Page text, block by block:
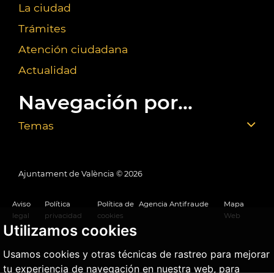
Utilizamos cookies
Usamos cookies y otras técnicas de rastreo para mejorar
tu experiencia de navegación en nuestra web, para
La ciudad
Trámites
Atención ciudadana
Actualidad
Navegación por...
Temas
Ajuntament de València © 2026
Aviso
legal
Política
privacidad
Política de
cookies
Agencia Antifraude
Mapa
Web